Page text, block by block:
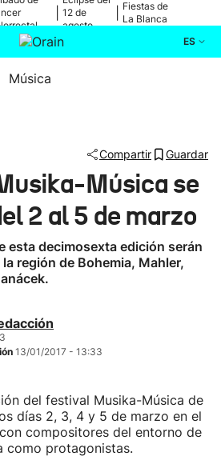
12 de
agosto
Fiestas de
La Blanca
ES
Actualidad
Ikusmiran
Eguraldia
Música
Compartir Guardar
Música se
2 al 5 de marzo
esta decimosexta edición serán
región de Bohemia, Mahler,
13/01/2017 - 13:33
del festival Musika-Música de
días 2, 3, 4 y 5 de marzo en el
compositores del entorno de
como protagonistas.